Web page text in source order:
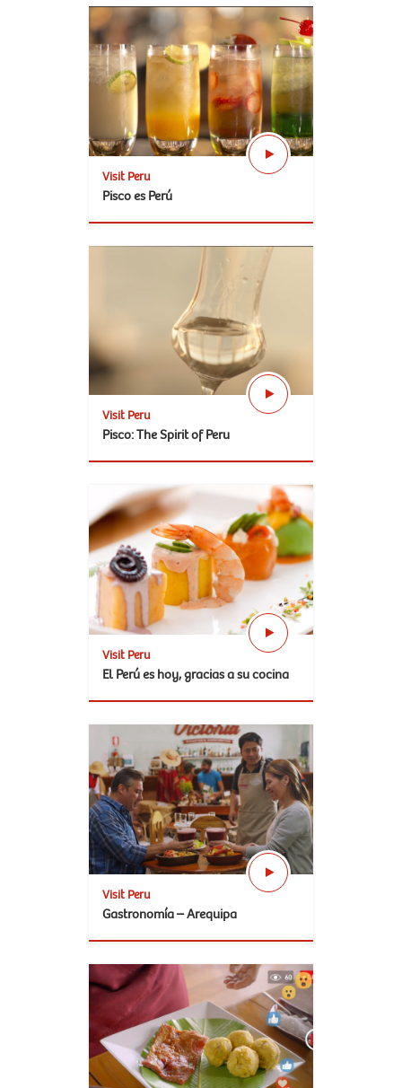
Visit Peru
Pisco es Perú
Visit Peru
Pisco: The Spirit of Peru
Visit Peru
El ‪Perú‬ es hoy, gracias a su cocina
Visit Peru
Gastronomía – Arequipa